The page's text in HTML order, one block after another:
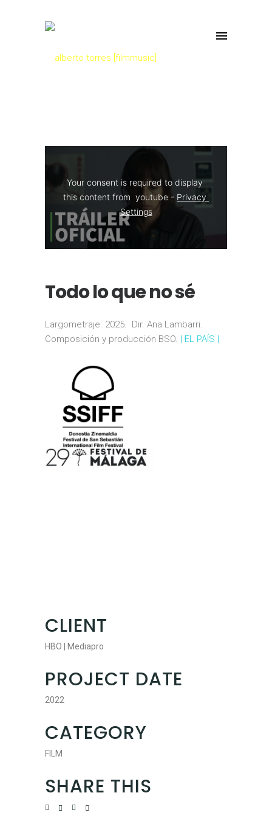
Your consent is required to display
this content from  youtube - Privacy
Settings
Todo lo que no sé
Largometraje. 2025. Dir. Ana Lambarri.
Composición y producción BSO. | EL PAÍS |
CLIENT
HBO | Mediapro
PROJECT DATE
2022
CATEGORY
FILM
SHARE THIS